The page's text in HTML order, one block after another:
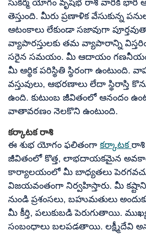
సుకర్మ యోగం వృషభ రాశి వారికి భారీ
తెస్తుంది. మీరు ప్రణాళిక వేసుకున్న
ఆటంకాలు లేకుండా సజావుగా
వ్యాపారస్తులకు తమ వ్యాపారాన్ని
సరైన సమయం. మీ ఆదాయం గణనీయంగా
మీ ఆర్థిక పరిస్థితి స్థిరంగా ఉంటుంది.
వస్తువులు, ఆభరణాలు లేదా స్థిరాస్తి
ఉంది. కుటుంబ జీవితంలో ఆనందం
వాతావరణం నెలకొని ఉంటుంది.
కర్కాటక రాశి
ఈ శుభ యోగం ఫలితంగా కర్కాటక రాశి
జీవితంలో కొత్త, లాభదాయకమైన
కార్యాలయంలో మీ బాధ్యతలు
విజయవంతంగా నిర్వహిస్తారు. మీ
నుండి ప్రశంసలు, బహుమతులు
మీ కీర్తి, పలుకుబడి పెరుగుతాయి.
సంబంధాలు బలపడతాయి. లక్ష్మీదేవి